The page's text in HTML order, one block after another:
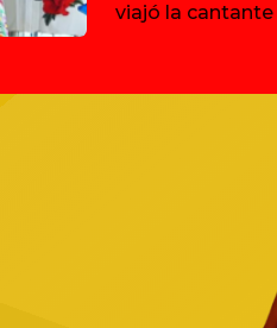
viajó la
Gastronómica